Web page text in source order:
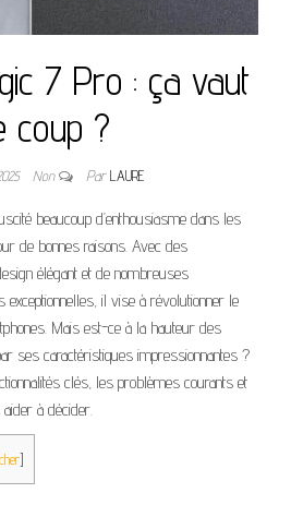
7 Pro : ça vaut
coup ?
Non ParLAURE
beaucoup d’enthousiasme dans les
de bonnes raisons. Avec des
élégant et de nombreuses
il vise à révolutionner le
Mais est-ce à la hauteur des
ses caractéristiques impressionnantes ?
clés, les problèmes courants et
à décider.
]